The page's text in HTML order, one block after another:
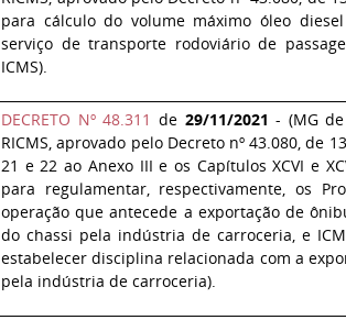
para cálculo do volume máximo óleo
serviço de transporte rodoviário de
ICMS).
DECRETO Nº 48.311 de 29/11/2021 - (MG
RICMS, aprovado pelo Decreto nº 43.080, de
21 e 22 ao Anexo III e os Capítulos XCVI e
para regulamentar, respectivamente, os
operação que antecede a exportação de
do chassi pela indústria de carroceria, e
estabelecer disciplina relacionada com a
pela indústria de carroceria).